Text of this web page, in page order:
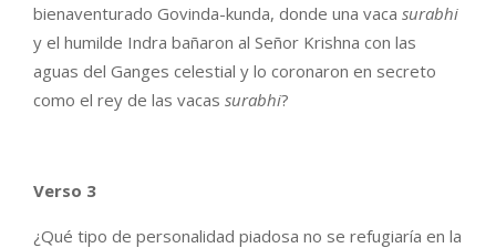
bienaventurado Govinda-kunda, donde una vaca surabhi
y el humilde Indra bañaron al Señor Krishna con las
aguas del Ganges celestial y lo coronaron en secreto
como el rey de las vacas surabhi?
Verso 3
¿Qué tipo de personalidad piadosa no se refugiaría en la